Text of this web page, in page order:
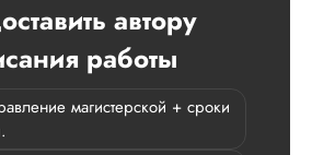
автору
работы
магистерской + сроки